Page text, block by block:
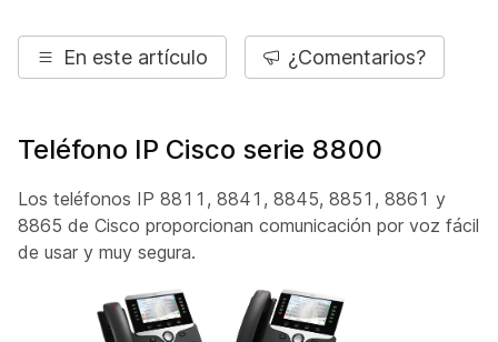
En este artículo ¿Comentarios?
Teléfono IP Cisco serie 8800
Los teléfonos IP 8811, 8841, 8845, 8851, 8861 y
8865 de Cisco proporcionan comunicación por voz fácil
de usar y muy segura.